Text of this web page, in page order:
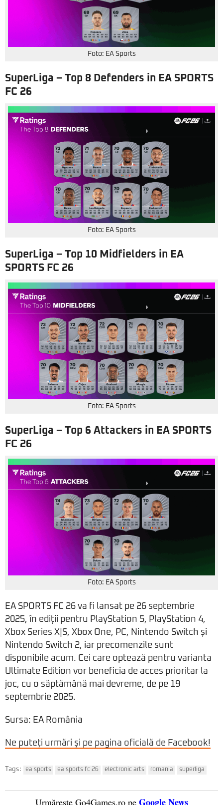
Foto: EA Sports
SuperLiga – Top 8 Defenders in EA SPORTS
FC 26
Foto: EA Sports
SuperLiga – Top 10 Midfielders in EA
SPORTS FC 26
Foto: EA Sports
SuperLiga – Top 6 Attackers in EA SPORTS
FC 26
Foto: EA Sports
EA SPORTS FC 26 va fi lansat pe 26 septembrie
2025, în ediții pentru PlayStation 5, PlayStation 4,
Xbox Series X|S, Xbox One, PC, Nintendo Switch și
Nintendo Switch 2, iar precomenzile sunt
disponibile acum. Cei care optează pentru varianta
Ultimate Edition vor beneficia de acces prioritar la
joc, cu o săptămână mai devreme, de pe 19
septembrie 2025.
Sursa: EA România
Ne puteți urmări și pe pagina oficială de Facebook!
Tags: ea sports ea sports fc 26 electronic arts romania superliga
Urmărește Go4Games.ro pe Google News